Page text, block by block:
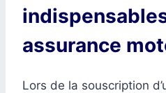
assurance
Lors de la souscription